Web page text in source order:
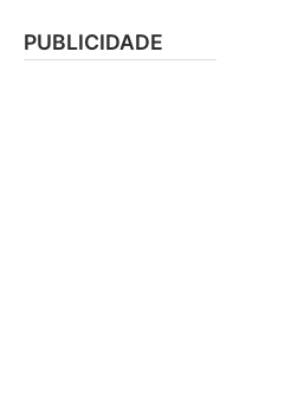
PUBLICIDADE